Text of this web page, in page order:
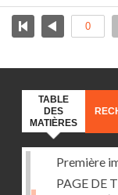
TABLE
DES
MATIÈRES
Première
PAGE DE